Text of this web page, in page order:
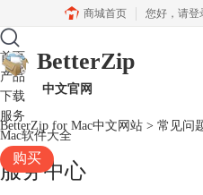
商城首页 您好， 请登
BetterZip
中文官网
首页
产品
下载
服务
Mac软件大全
购买
BetterZip for Mac中文网站 > 常见问
服务中心